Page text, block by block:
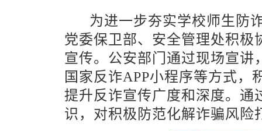
为进一步夯实学校师生防
党委保卫部、安全管理处积极
宣传。公安部门通过现场宣
国家反诈APP小程序等方式，
提升反诈宣传广度和深度。通
识，对积极防范化解诈骗风险